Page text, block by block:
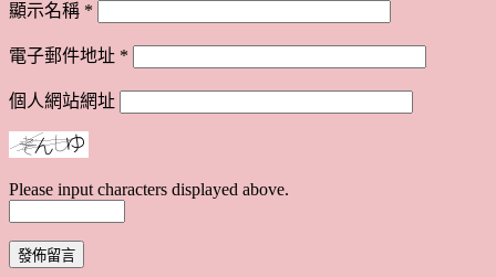
顯示名稱 *
電子郵件地址 *
個人網站網址
Please input characters displayed above.